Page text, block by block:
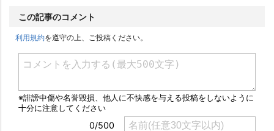
この記事のコメント
利用規約を遵守の上、ご投稿ください。